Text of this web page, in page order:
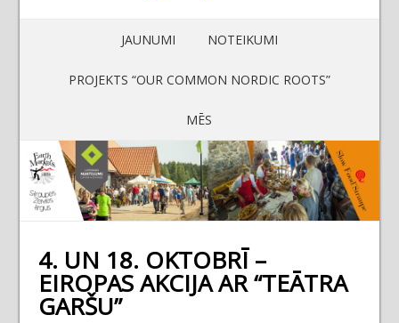
JAUNUMI NOTEIKUMI
PROJEKTS “OUR COMMON NORDIC ROOTS”
MĒS
4. UN 18. OKTOBRĪ –
EIROPAS AKCIJA AR “TEĀTRA
GARŠU”